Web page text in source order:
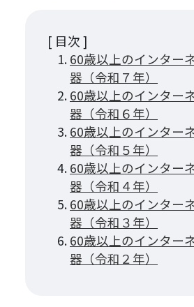
[ 目次 ]
60歳以上のインター
器（令和７年）
60歳以上のインター
器（令和６年）
60歳以上のインター
器（令和５年）
60歳以上のインター
器（令和４年）
60歳以上のインター
器（令和３年）
60歳以上のインター
器（令和２年）